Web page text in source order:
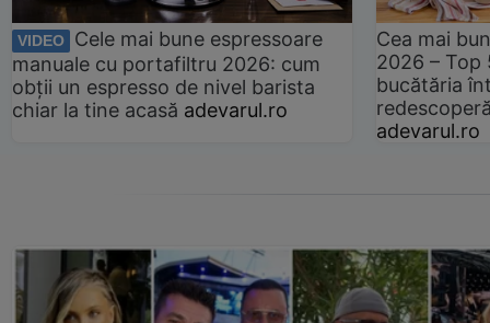
VIDEO
Cele mai bune espressoare
manuale cu portafiltru 2026: cum
obții un espresso de nivel barista
chiar la tine acasă adevarul.ro
Cea mai
2026 –
bucătăria
adevarul.ro